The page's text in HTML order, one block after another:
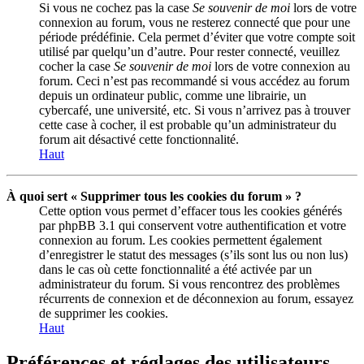
Si vous ne cochez pas la case Se souvenir de moi lors de votre
connexion au forum, vous ne resterez connecté que pour une
période prédéfinie. Cela permet d’éviter que votre compte soit
utilisé par quelqu’un d’autre. Pour rester connecté, veuillez
cocher la case Se souvenir de moi lors de votre connexion au
forum. Ceci n’est pas recommandé si vous accédez au forum
depuis un ordinateur public, comme une librairie, un
cybercafé, une université, etc. Si vous n’arrivez pas à trouver
cette case à cocher, il est probable qu’un administrateur du
forum ait désactivé cette fonctionnalité.
Haut
À quoi sert « Supprimer tous les cookies du forum » ?
Cette option vous permet d’effacer tous les cookies générés
par phpBB 3.1 qui conservent votre authentification et votre
connexion au forum. Les cookies permettent également
d’enregistrer le statut des messages (s’ils sont lus ou non lus)
dans le cas où cette fonctionnalité a été activée par un
administrateur du forum. Si vous rencontrez des problèmes
récurrents de connexion et de déconnexion au forum, essayez
de supprimer les cookies.
Haut